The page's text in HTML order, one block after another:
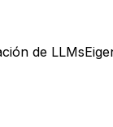
de LLMs